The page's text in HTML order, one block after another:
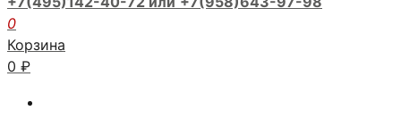
0
Корзина
0 ₽